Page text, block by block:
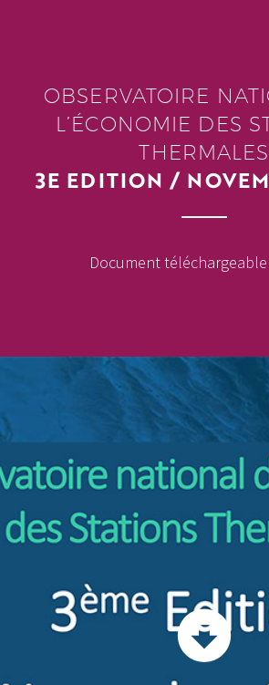
OBSERVATOIRE
L’ÉCONOMIE DES
THERMALES
3E EDITION /
Document téléchargeable